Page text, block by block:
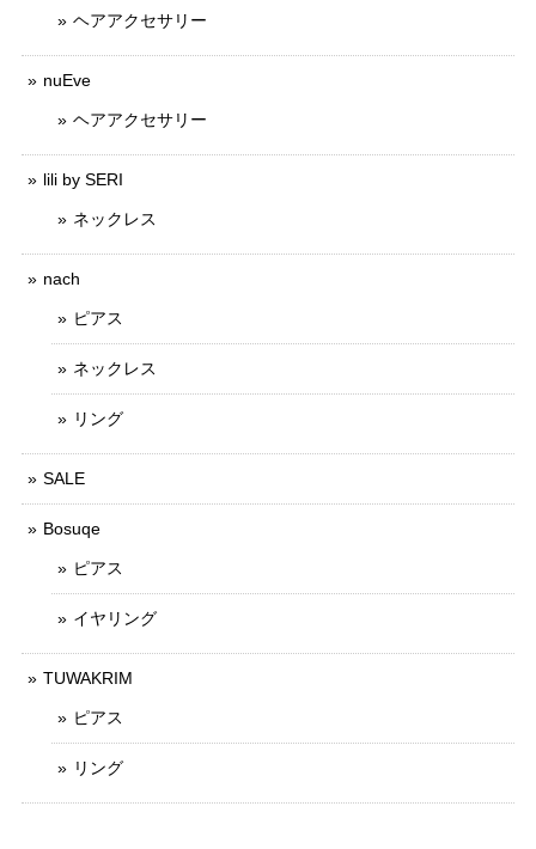
ヘアアクセサリー
nuEve
ヘアアクセサリー
lili by SERI
ネックレス
nach
ピアス
ネックレス
リング
SALE
Bosuqe
ピアス
イヤリング
TUWAKRIM
ピアス
リング